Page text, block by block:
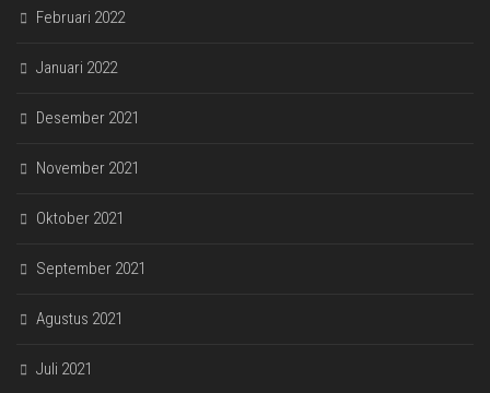
Februari 2022
Januari 2022
Desember 2021
November 2021
Oktober 2021
September 2021
Agustus 2021
Juli 2021